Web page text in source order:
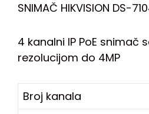
SNIMAČ HIKVISION DS-
4 kanalni IP PoE snimač
rezolucijom do 4MP
Broj kanala